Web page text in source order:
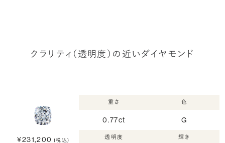
クラリティ（透明度）の近いダイヤモンド
¥231,200 (税込)
重さ
0.77ct
色
G
透明度 輝き